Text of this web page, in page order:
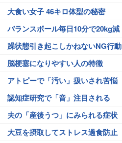
大食い女子 46キロ体型の秘密
バランスボール毎日10分で20kg減
躁状態引き起こしかねないNG行動
脳梗塞になりやすい人の特徴
アトピーで「汚い」扱いされ苦悩
認知症研究で「音」注目される
夫の「産後うつ」にみられる症状
大豆を摂取してストレス過食防止